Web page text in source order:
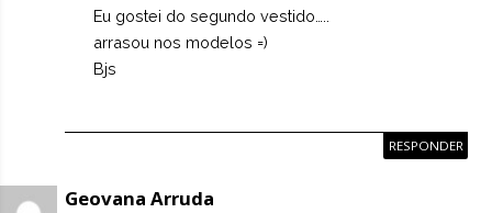
Eu gostei do segundo vestido…..
arrasou nos modelos =)
Bjs
RESPONDER
Geovana Arruda